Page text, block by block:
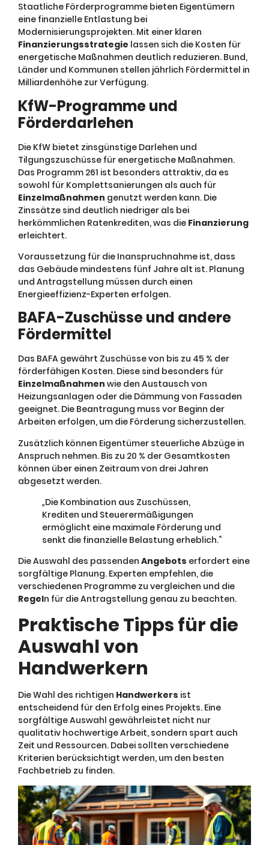
Staatliche Förderprogramme bieten Eigentümern
eine finanzielle Entlastung bei
Modernisierungsprojekten. Mit einer klaren
Finanzierungsstrategie lassen sich die Kosten für
energetische Maßnahmen deutlich reduzieren. Bund,
Länder und Kommunen stellen jährlich Fördermittel in
Milliardenhöhe zur Verfügung.
KfW-Programme und
Förderdarlehen
Die KfW bietet zinsgünstige Darlehen und
Tilgungszuschüsse für energetische Maßnahmen.
Das Programm 261 ist besonders attraktiv, da es
sowohl für Komplettsanierungen als auch für
Einzelmaßnahmen genutzt werden kann. Die
Zinssätze sind deutlich niedriger als bei
herkömmlichen Ratenkrediten, was die Finanzierung
erleichtert.
Voraussetzung für die Inanspruchnahme ist, dass
das Gebäude mindestens fünf Jahre alt ist. Planung
und Antragstellung müssen durch einen
Energieeffizienz-Experten erfolgen.
BAFA-Zuschüsse und andere
Fördermittel
Das BAFA gewährt Zuschüsse von bis zu 45 % der
förderfähigen Kosten. Diese sind besonders für
Einzelmaßnahmen wie den Austausch von
Heizungsanlagen oder die Dämmung von Fassaden
geeignet. Die Beantragung muss vor Beginn der
Arbeiten erfolgen, um die Förderung sicherzustellen.
Zusätzlich können Eigentümer steuerliche Abzüge in
Anspruch nehmen. Bis zu 20 % der Gesamtkosten
können über einen Zeitraum von drei Jahren
abgesetzt werden.
„Die Kombination aus Zuschüssen,
Krediten und Steuerermäßigungen
ermöglicht eine maximale Förderung und
senkt die finanzielle Belastung erheblich.“
Die Auswahl des passenden Angebots erfordert eine
sorgfältige Planung. Experten empfehlen, die
verschiedenen Programme zu vergleichen und die
Regeln für die Antragstellung genau zu beachten.
Praktische Tipps für die
Auswahl von
Handwerkern
Die Wahl des richtigen Handwerkers ist
entscheidend für den Erfolg eines Projekts. Eine
sorgfältige Auswahl gewährleistet nicht nur
qualitativ hochwertige Arbeit, sondern spart auch
Zeit und Ressourcen. Dabei sollten verschiedene
Kriterien berücksichtigt werden, um den besten
Fachbetrieb zu finden.